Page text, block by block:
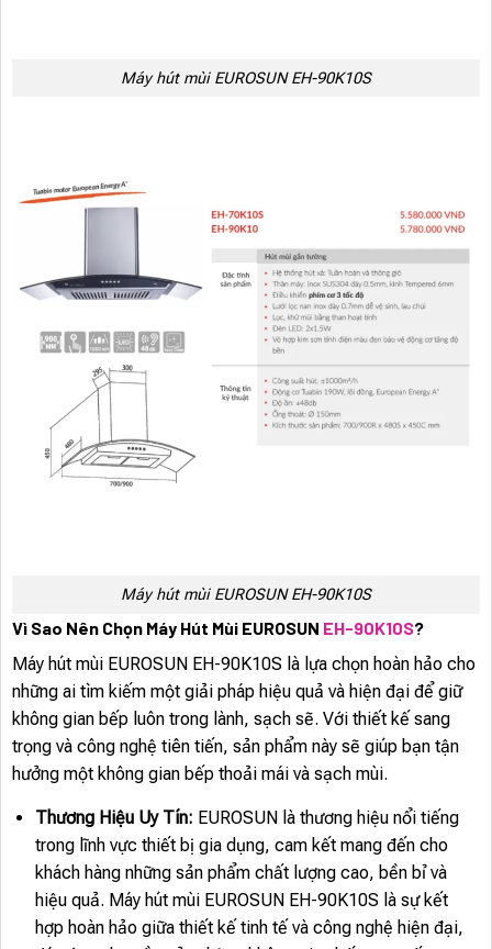
Máy hút mùi EUROSUN EH-90K10S
Máy hút mùi EUROSUN EH-90K10S
Vì Sao Nên Chọn Máy Hút Mùi EUROSUN EH-90K10S?
Máy hút mùi EUROSUN EH-90K10S là lựa chọn hoàn hảo cho
những ai tìm kiếm một giải pháp hiệu quả và hiện đại để giữ
không gian bếp luôn trong lành, sạch sẽ. Với thiết kế sang
trọng và công nghệ tiên tiến, sản phẩm này sẽ giúp bạn tận
hưởng một không gian bếp thoải mái và sạch mùi.
Thương Hiệu Uy Tín: EUROSUN là thương hiệu nổi tiếng
trong lĩnh vực thiết bị gia dụng, cam kết mang đến cho
khách hàng những sản phẩm chất lượng cao, bền bỉ và
hiệu quả. Máy hút mùi EUROSUN EH-90K10S là sự kết
hợp hoàn hảo giữa thiết kế tinh tế và công nghệ hiện đại,